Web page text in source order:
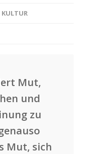
KULTUR
Mut,
und
zu
Mut, sich